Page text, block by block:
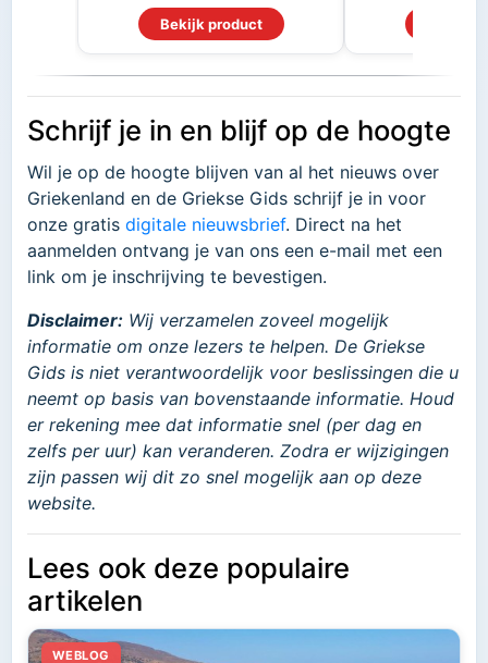
Bekijk product
Schrijf je in en blijf op de hoogte
Wil je op de hoogte blijven van al het nieuws over
Griekenland en de Griekse Gids schrijf je in voor
onze gratis digitale nieuwsbrief. Direct na het
aanmelden ontvang je van ons een e-mail met een
link om je inschrijving te bevestigen.
Disclaimer: Wij verzamelen zoveel mogelijk
informatie om onze lezers te helpen. De Griekse
Gids is niet verantwoordelijk voor beslissingen die u
neemt op basis van bovenstaande informatie. Houd
er rekening mee dat informatie snel (per dag en
zelfs per uur) kan veranderen. Zodra er wijzigingen
zijn passen wij dit zo snel mogelijk aan op deze
website.
Lees ook deze populaire
artikelen